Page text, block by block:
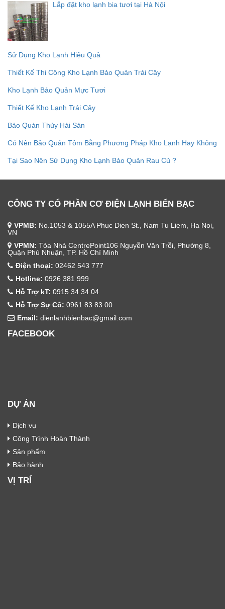
Lắp đặt kho lạnh bia tươi tại Hà Nội
Sử Dụng Kho Lạnh Hiệu Quả
Thiết Kế Thi Công Kho Lạnh Bảo Quản Trái Cây
Kho Lạnh Bảo Quản Mực Tươi
Thiết Kế Kho Lạnh Trái Cây
Bảo Quản Thủy Hải Sản
Có Nên Bảo Quản Tôm Bằng Phương Pháp Kho Lạnh Hay Không
Tại Sao Nên Sử Dụng Kho Lạnh Bảo Quản Rau Củ ?
CÔNG TY CỔ PHẦN CƠ ĐIỆN LẠNH BIỂN BẠC
VPMB: No.1053 & 1055A Phuc Dien St., Nam Tu Liem, Ha Noi,
VN
VPMN: Tòa Nhà CentrePoint106 Nguyễn Văn Trỗi, Phường 8,
Quận Phú Nhuận, TP. Hồ Chí Minh
Điện thoại: 02462 543 777
Hotline: 0926 381 999
Hỗ Trợ kT: 0915 34 34 04
Hỗ Trợ Sự Cố: 0961 83 83 00
Email: dienlanhbienbac@gmail.com
FACEBOOK
DỰ ÁN
Dịch vụ
Công Trình Hoàn Thành
Sản phẩm
Bảo hành
VỊ TRÍ